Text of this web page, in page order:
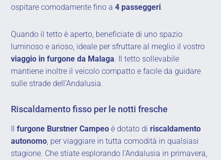
ospitare comodamente fino a4 passeggeri.
Quando il tetto è aperto, beneficiate di uno spazio
luminoso e arioso, ideale per sfruttare al meglio il vostro
viaggio in furgone da Malaga. Il tetto sollevabile
mantiene inoltre il veicolo compatto e facile da guidare
sulle strade dell’Andalusia.
Riscaldamento fisso per le notti fresche
Ilfurgone Burstner Campeo è dotato diriscaldamento
autonomo , per viaggiare in tutta comodità in qualsiasi
stagione. Che stiate esplorando l’Andalusia in primavera,